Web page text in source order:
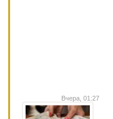
Вчера, 01:27